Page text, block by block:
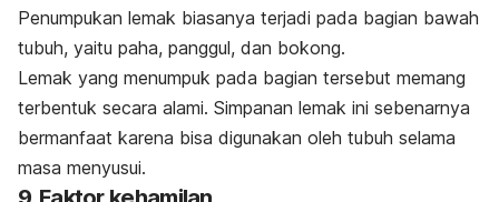
Penumpukan lemak biasanya terjadi pada bagian bawah
tubuh, yaitu paha, panggul, dan bokong.
Lemak yang menumpuk pada bagian tersebut memang
terbentuk secara alami. Simpanan lemak ini sebenarnya
bermanfaat karena bisa digunakan oleh tubuh selama
masa menyusui.